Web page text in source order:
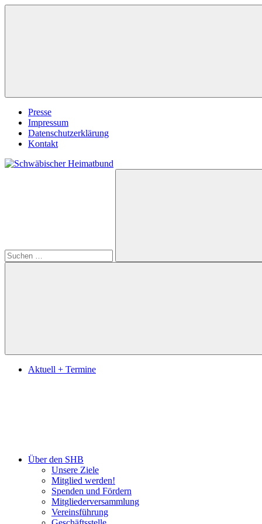
Zum
Presse
Impressum
Datenschutzerklärung
Kontakt
Suchen
Aktuell + Termine
Über den SHB
Unsere Ziele
Mitglied werden!
Spenden und Fördern
Mitgliederversammlung
Vereinsführung